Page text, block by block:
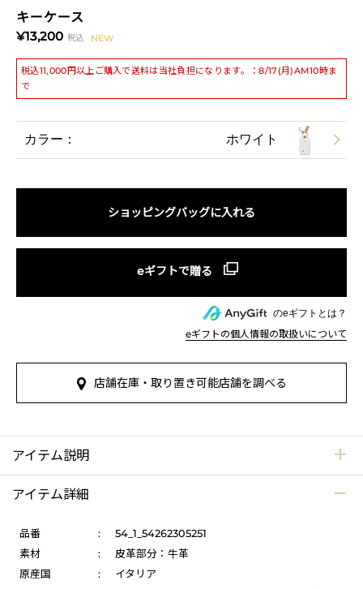
キーケース
¥13,200 税込 NEW
税込11,000円以上ご購入で送料は当社負担になります。：8/17(月)AM10時ま
で
カラー： ホワイト
ショッピングバッグに入れる
のeギフトとは？
eギフトの個人情報の取扱いについて
店舗在庫・取り置き可能店舗を調べる
アイテム説明
アイテム詳細
品番 :
54_1_54262305251
素材
:
皮革部分：牛革
原産国
:
イタリア